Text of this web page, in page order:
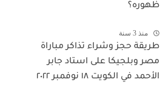
ظهوره؟
منذ 3 سنة
طريقة حجز وشراء تذاكر مباراة
مصر وبلجيكا على استاد جابر
الأحمد في الكويت ١٨ نوفمبر ٢٠٢٢